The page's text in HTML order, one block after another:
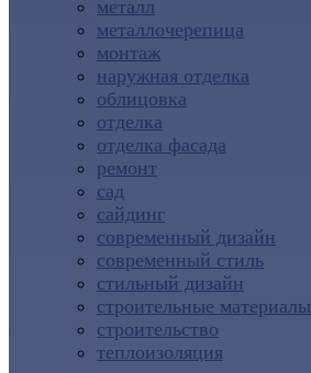
металл
металлочерепица
монтаж
наружная отделка
облицовка
отделка
отделка фасада
ремонт
сад
сайдинг
современный дизайн
современный стиль
стильный дизайн
строительные материалы
строительство
теплоизоляция